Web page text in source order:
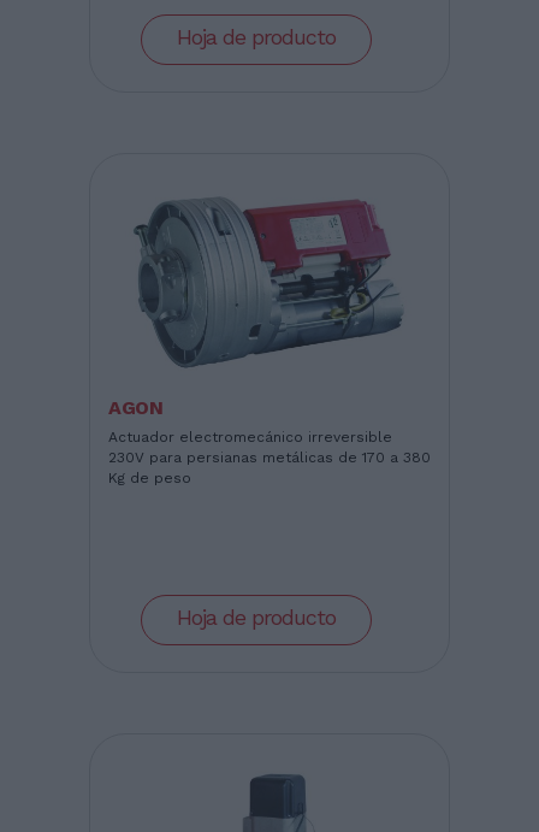
Hoja de producto
AGON
Actuador electromecánico irreversible
230V para persianas metálicas de 170 a 380
Kg de peso
Hoja de producto